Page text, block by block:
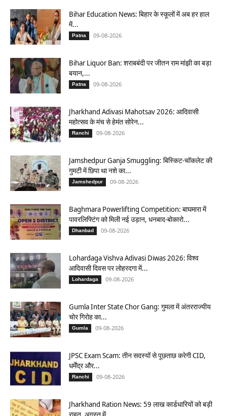
Bihar Education News: बिहार के स्कूलों में अब हर हाल
में...
Patna 09-08-2026
Bihar Liquor Ban: शराबबंदी पर जीतन राम मांझी का बड़ा
बयान,...
Patna 09-08-2026
Jharkhand Adivasi Mahotsav 2026: आदिवासी
महोत्सव के मंच से हेमंत सोरेन...
Ranchi 09-08-2026
Jamshedpur Ganja Smuggling: बिस्किट-चॉकलेट की
गुमटी में छिपा था नशे का...
Jamshedpur 09-08-2026
Baghmara Powerlifting Competition: बाघमारा में
पावरलिफ्टिंग को मिली नई उड़ान, धनबाद-बोकारो...
Dhanbad 09-08-2026
Lohardaga Vishva Adivasi Diwas 2026: विश्व
आदिवासी दिवस पर लोहरदगा में...
Lohardaga 09-08-2026
Gumla Inter State Chor Gang: गुमला में अंतरराज्यीय
चोर गिरोह का...
Gumla 09-08-2026
JPSC Exam Scam: तीन सदस्यों से पूछताछ करेगी CID,
धर्मेंद्र और...
Ranchi 09-08-2026
Jharkhand Ration News: 59 लाख कार्डधारियों को बड़ी